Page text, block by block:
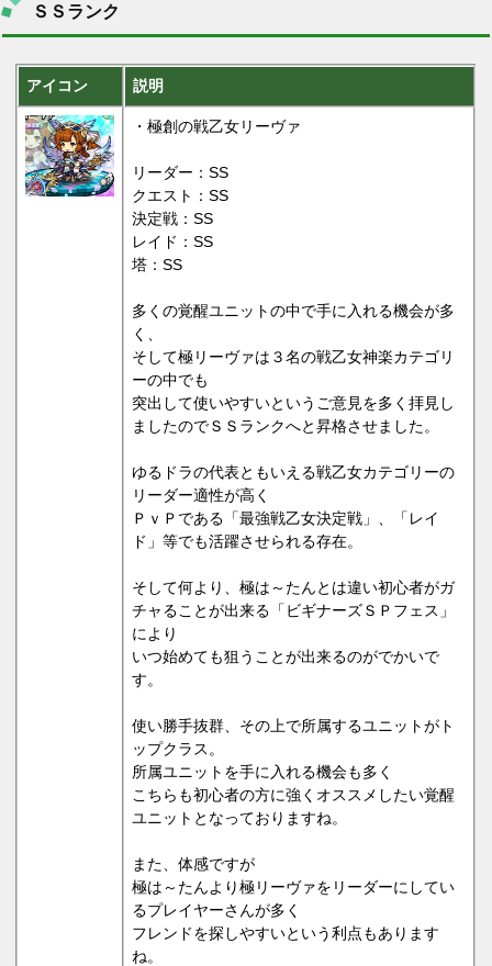
ＳＳランク
アイコン 説明
・極創の戦乙女リーヴァ
リーダー：SS
クエスト：SS
決定戦：SS
レイド：SS
塔：SS
多くの覚醒ユニットの中で手に入れる機会が多
く、
そして極リーヴァは３名の戦乙女神楽カテゴリ
ーの中でも
突出して使いやすいというご意見を多く拝見し
ましたのでＳＳランクへと昇格させました。
ゆるドラの代表ともいえる戦乙女カテゴリーの
リーダー適性が高く
ＰｖＰである「最強戦乙女決定戦」、「レイ
ド」等でも活躍させられる存在。
そして何より、極は～たんとは違い初心者がガ
チャることが出来る「ビギナーズＳＰフェス」
により
いつ始めても狙うことが出来るのがでかいで
す。
使い勝手抜群、その上で所属するユニットがト
ップクラス。
所属ユニットを手に入れる機会も多く
こちらも初心者の方に強くオススメしたい覚醒
ユニットとなっておりますね。
また、体感ですが
極は～たんより極リーヴァをリーダーにしてい
るプレイヤーさんが多く
フレンドを探しやすいという利点もあります
ね。